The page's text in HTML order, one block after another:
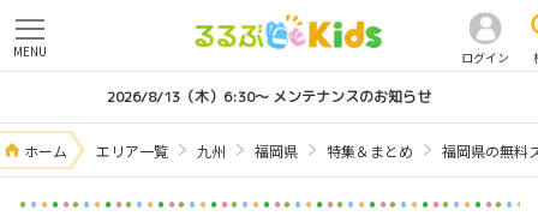
ログイン
MENU
2026/8/13（木）6:30～ メンテナンスのお知らせ
ホーム エリア一覧 九州 福岡県 特集＆まとめ 福岡県の無料